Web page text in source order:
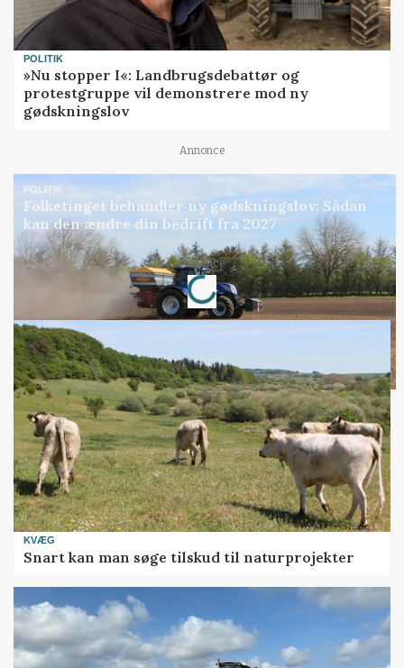
POLITIK
»Nu stopper I«: Landbrugsdebattør og
protestgruppe vil demonstrere mod ny
gødskningslov
Annonce
POLITIK
Folketinget behandler ny gødskningslov: Sådan
kan den ændre din bedrift fra 2027
Annonce
Loading...
KVÆG
Snart kan man søge tilskud til naturprojekter